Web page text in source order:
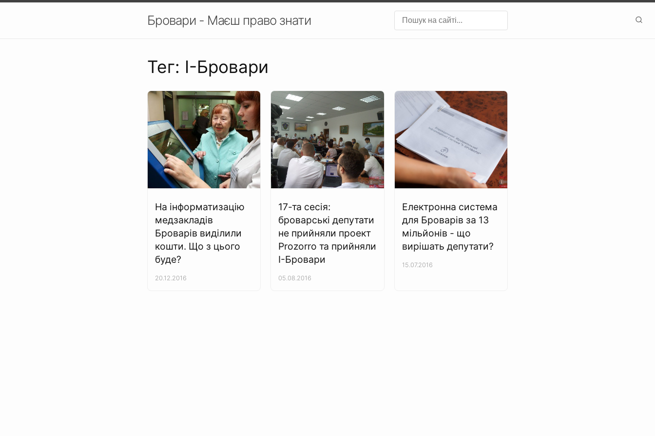
Бровари - Маєш право знати
Тег: І-Бровари
На інформатизацію
медзакладів
Броварів виділили
кошти. Що з цього
буде?
20.12.2016
17-та сесія:
броварські депутати
не прийняли проект
Prozorro та прийняли
І-Бровари
05.08.2016
Електронна система
для Броварів за 13
мільйонів - що
вирішать депутати?
15.07.2016